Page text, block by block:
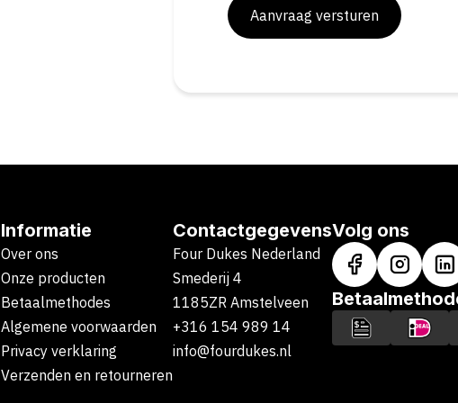
Aanvraag versturen
Informatie
Over ons
Onze producten
Betaalmethodes
Algemene voorwaarden
Privacy verklaring
Verzenden en retourneren
Contactgegevens
Four Dukes Nederland
Smederij 4
1185ZR Amstelveen
+316 154 989 14
info@fourdukes.nl
Volg ons